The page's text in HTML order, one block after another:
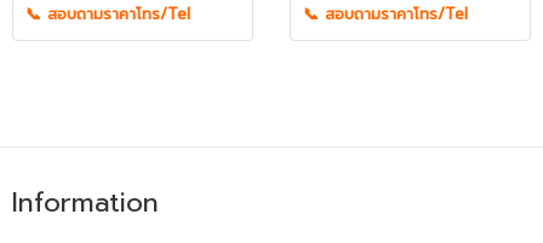
📞 สอบถามราคาโทร/Tel 📞 สอบถามราคาโทร/Tel
Information